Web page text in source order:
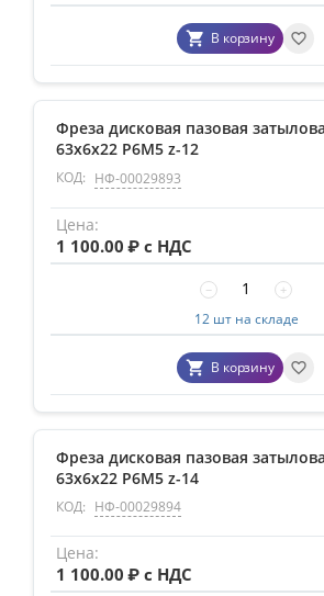
В корзину
Фреза дисковая пазовая
63х6х22 Р6М5 z-12
КОД: НФ-00029893
1 100.00 ₽ с НДС
+
−
12 шт на складе
В корзину
Фреза дисковая пазовая
63х6х22 Р6М5 z-14
КОД: НФ-00029894
1 100.00 ₽ с НДС